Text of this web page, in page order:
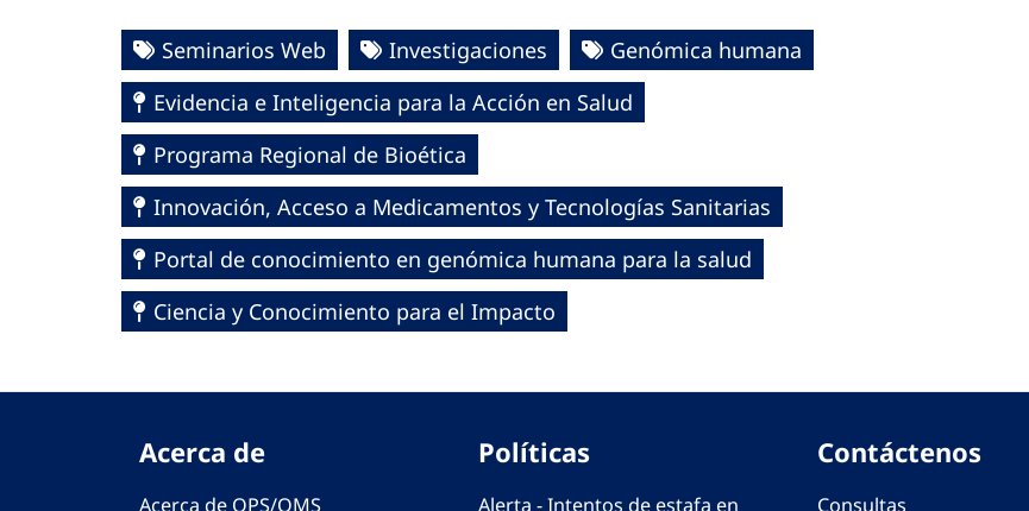
Seminarios Web Investigaciones
Genómica humana
Evidencia e Inteligencia para la Acción en Salud
Programa Regional de Bioética
Innovación, Acceso a Medicamentos y Tecnologías Sanitarias
Portal de conocimiento en genómica humana para la salud
Ciencia y Conocimiento para el Impacto
Acerca de
Acerca de OPS/OMS
Políticas
Alerta - Intentos de estafa en
Contáctenos
Consultas